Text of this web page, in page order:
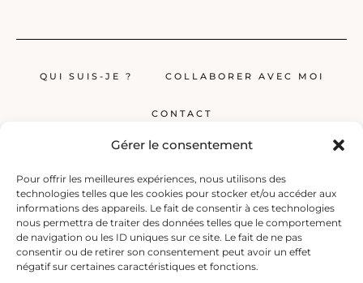
Gérer le consentement
Pour offrir les meilleures expériences, nous utilisons des
technologies telles que les cookies pour stocker et/ou accéder aux
informations des appareils. Le fait de consentir à ces technologies
nous permettra de traiter des données telles que le comportement
de navigation ou les ID uniques sur ce site. Le fait de ne pas
consentir ou de retirer son consentement peut avoir un effet
négatif sur certaines caractéristiques et fonctions.
QUI SUIS-JE ? COLLABORER AVEC MOI
CONTACT
Globerêveur, le blog pour les passionnés de voyage, propose des récits
inspirants, des guides et des conseils pratiques pour planifier vos
prochaines escapades, qu’elles soient lointaines ou à deux pas de chez